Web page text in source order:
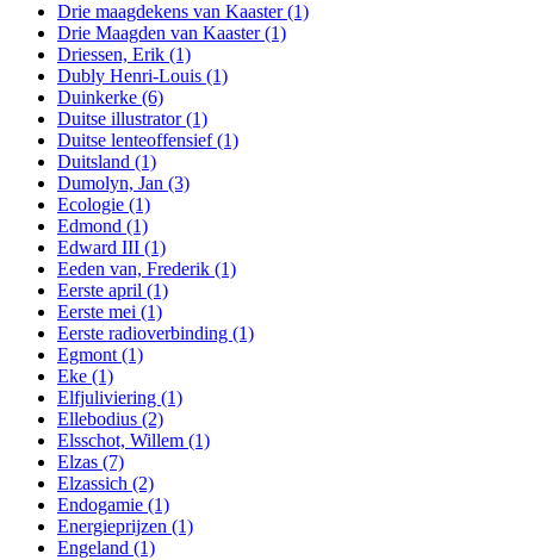
Drie maagdekens van Kaaster(1)
Drie Maagden van Kaaster(1)
Driessen, Erik (1)
Dubly Henri-Louis (1)
Duinkerke (6)
Duitse illustrator(1)
Duitse lenteoffensief(1)
Duitsland (1)
Dumolyn, Jan (3)
Ecologie (1)
Edmond (1)
Edward III (1)
Eeden van, Frederik (1)
Eerste april (1)
Eerste mei (1)
Eerste radioverbinding (1)
Egmont (1)
Eke (1)
Elfjuliviering (1)
Ellebodius (2)
Elsschot, Willem (1)
Elzas (7)
Elzassich (2)
Endogamie (1)
Energieprijzen (1)
Engeland (1)